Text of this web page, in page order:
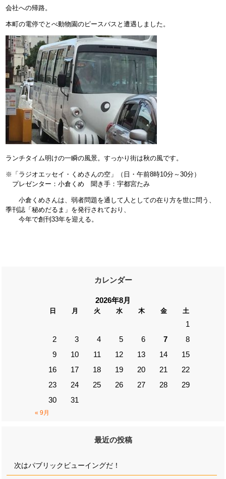
カレンダー
2026年8月
日 月 火 水 木 金 土
1
2
3 4 5 6 7
8
9
10 11 12 13 14
15
16
17 18 19 20 21
22
23
24 25 26 27 28
29
30
31
« 9月
最近の投稿
次はパブリックビューイングだ！
会社への帰路。
本町の電停でとべ動物園のピースバスと遭遇しました。
ランチタイム明けの一瞬の風景。すっかり街は秋の風です。
※「ラジオエッセイ・くめさんの空」（日・午前8時10分～30分）
プレゼンター：小倉くめ 聞き手：宇都宮たみ
小倉くめさんは、弱者問題を通して人としての在り方を世に問う、
季刊誌「秘めだるま」を発行されており、
今年で創刊33年を迎える。